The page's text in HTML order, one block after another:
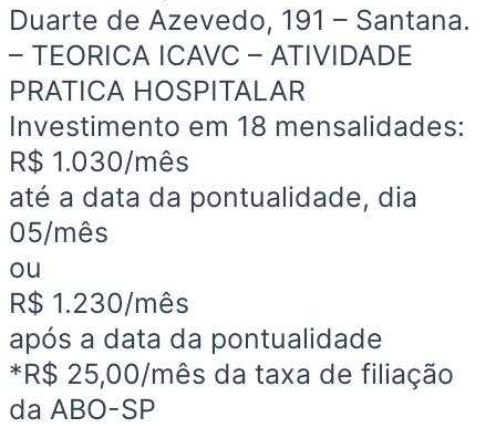
Duarte de Azevedo, 191 – Santana.
– TEORICA ICAVC – ATIVIDADE
PRATICA HOSPITALAR
Investimento em 18 mensalidades:
R$ 1.030/mês
até a data da pontualidade, dia
05/mês
ou
R$ 1.230/mês
após a data da pontualidade
*R$ 25,00/mês da taxa de filiação
da ABO-SP